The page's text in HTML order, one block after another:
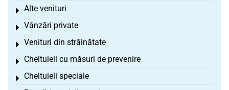
Alte venituri
Toggle menu
Vânzări private
Toggle menu
Venituri din străinătate
Toggle menu
Cheltuieli cu măsuri de prevenire
Toggle menu
Cheltuieli speciale
Toggle menu